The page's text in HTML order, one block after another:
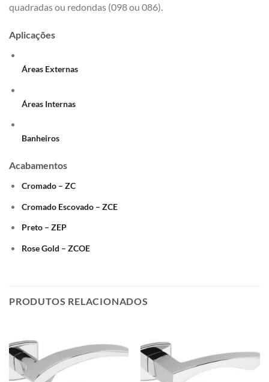
quadradas ou redondas (098 ou 086).
Aplicações
Áreas Externas
Áreas Internas
Banheiros
Acabamentos
Cromado – ZC
Cromado Escovado – ZCE
Preto – ZEP
Rose Gold – ZCOE
PRODUTOS RELACIONADOS